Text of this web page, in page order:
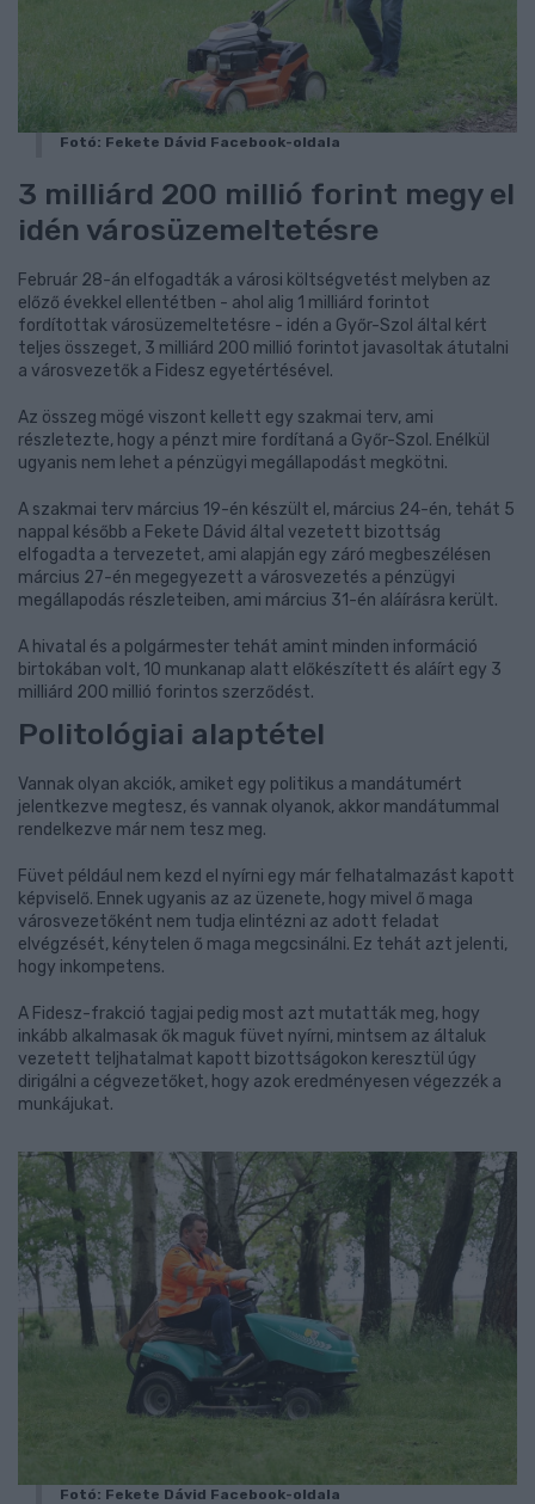
Fotó: Fekete Dávid Facebook-oldala
3 milliárd 200 millió forint megy el
idén városüzemeltetésre
Február 28-án elfogadták a városi költségvetést melyben az
előző évekkel ellentétben - ahol alig 1 milliárd forintot
fordítottak városüzemeltetésre - idén a Győr-Szol által kért
teljes összeget, 3 milliárd 200 millió forintot javasoltak átutalni
a városvezetők a Fidesz egyetértésével.
Az összeg mögé viszont kellett egy szakmai terv, ami
részletezte, hogy a pénzt mire fordítaná a Győr-Szol. Enélkül
ugyanis nem lehet a pénzügyi megállapodást megkötni.
A szakmai terv március 19-én készült el, március 24-én, tehát 5
nappal később a Fekete Dávid által vezetett bizottság
elfogadta a tervezetet, ami alapján egy záró megbeszélésen
március 27-én megegyezett a városvezetés a pénzügyi
megállapodás részleteiben, ami március 31-én aláírásra került.
A hivatal és a polgármester tehát amint minden információ
birtokában volt, 10 munkanap alatt előkészített és aláírt egy 3
milliárd 200 millió forintos szerződést.
Politológiai alaptétel
Vannak olyan akciók, amiket egy politikus a mandátumért
jelentkezve megtesz, és vannak olyanok, akkor mandátummal
rendelkezve már nem tesz meg.
Füvet például nem kezd el nyírni egy már felhatalmazást kapott
képviselő. Ennek ugyanis az az üzenete, hogy mivel ő maga
városvezetőként nem tudja elintézni az adott feladat
elvégzését, kénytelen ő maga megcsinálni. Ez tehát azt jelenti,
hogy inkompetens.
A Fidesz-frakció tagjai pedig most azt mutatták meg, hogy
inkább alkalmasak ők maguk füvet nyírni, mintsem az általuk
vezetett teljhatalmat kapott bizottságokon keresztül úgy
dirigálni a cégvezetőket, hogy azok eredményesen végezzék a
munkájukat.
Fotó: Fekete Dávid Facebook-oldala